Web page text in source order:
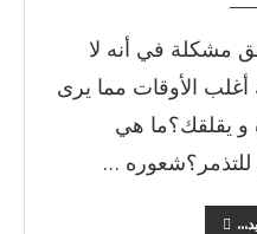
مشكلة في أنه لا
الأوقات مما يرى
يقلقك؟ما هي
للتذمر؟شعوره …